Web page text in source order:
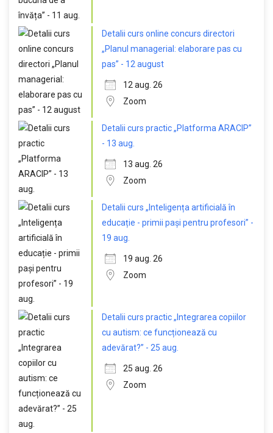
Detalii curs online concurs directori
„Planul managerial: elaborare pas cu
pas” - 12 august
12 aug. 26
Zoom
Detalii curs practic „Platforma ARACIP”
- 13 aug.
13 aug. 26
Zoom
Detalii curs „Inteligența artificială în
educație - primii pași pentru profesori” -
19 aug.
19 aug. 26
Zoom
Detalii curs practic „Integrarea copiilor
cu autism: ce funcționează cu
adevărat?” - 25 aug.
25 aug. 26
Zoom